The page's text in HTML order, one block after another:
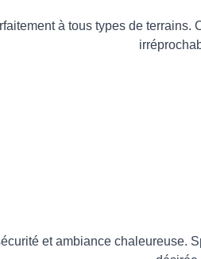
à tous types de
et ambiance